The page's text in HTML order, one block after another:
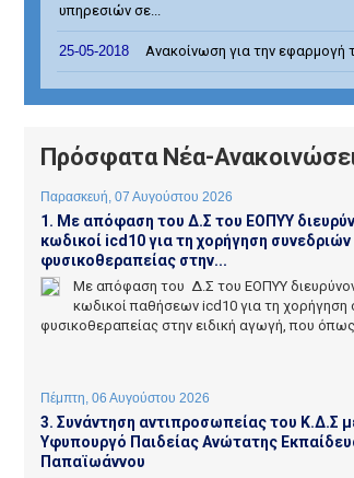
υπηρεσιών σε...
25-05-2018 Ανακοίνωση για την εφαρμογή
Πρόσφατα Νέα-
Παρασκευή, 07 Αυγούστου 2026
1. Με απόφαση του Δ.Σ του ΕΟΠΥΥ
κωδικοί icd10 για τη χορήγηση συνεδριών
φυσικοθεραπείας στην...
Με απόφαση του Δ.Σ του ΕΟΠΥΥ
κωδικοί παθήσεων icd10 για τη χορήγηση
φυσικοθεραπείας στην ειδική αγωγή, που
Πέμπτη, 06 Αυγούστου 2026
3. Συνάντηση αντιπροσωπείας του Κ.Δ.Σ
Υφυπουργό Παιδείας Ανώτατης
Παπαϊωάννου